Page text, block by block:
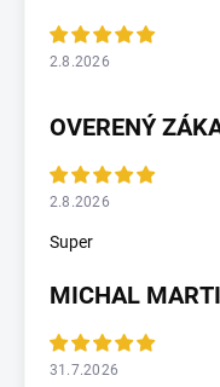
2.8.2026
OVERENÝ
2.8.2026
Super
MICHAL
31.7.2026